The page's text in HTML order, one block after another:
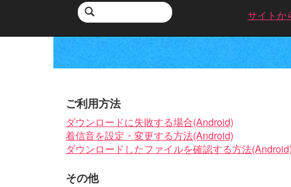
サイトか
ご利用方法
ダウンロードに失敗する場合(Android)
着信音を設定・変更する方法(Android)
ダウンロードしたファイルを確認する方法(Android)
その他